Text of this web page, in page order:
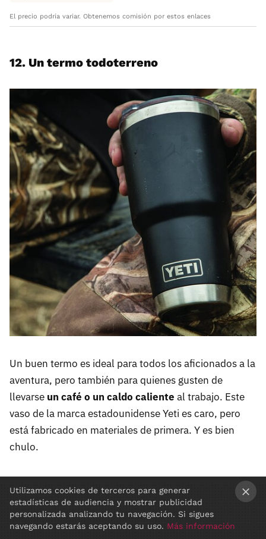
El precio podría variar. Obtenemos comisión por estos enlaces
12. Un termo todoterreno
Un buen termo es ideal para todos los aficionados a la
aventura, pero también para quienes gusten de
llevarse un café o un caldo caliente al trabajo. Este
vaso de la marca estadounidense Yeti es caro, pero
está fabricado en materiales de primera. Y es bien
chulo.
Utilizamos cookies de terceros para generar
estadísticas de audiencia y mostrar publicidad
personalizada analizando tu navegación. Si sigues
navegando estarás aceptando su uso. Más información